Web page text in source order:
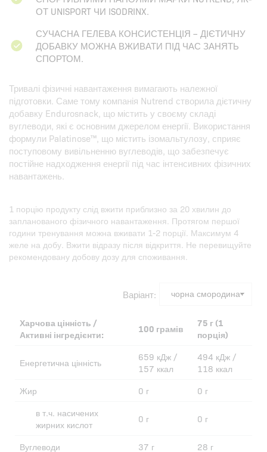
ОТ UNISPORT ЧИ ISODRINX.
СУЧАСНА ГЕЛЕВА КОНСИСТЕНЦІЯ – ДІЄТИЧНУ
ДОБАВКУ МОЖНА ВЖИВАТИ ПІД ЧАС ЗАНЯТЬ
СПОРТОМ.
Тривалі фізичні навантаження вимагають належної
підготовки. Саме тому компанія Nutrend створила дієтичну
добавку Endurosnack, що містить у своєму складі
вуглеводи, які є основним джерелом енергії. Використання
формули Palatinose™, що містить ізомальтулозу, сприяє
поступовому вивільненню вуглеводів, що забезпечує
постійне надходження енергії під час інтенсивних фізичних
навантажень.
1 порцію продукту слід вжити приблизно за 20 хвилин до
запланованого фізичного навантаження. Протягом першої
години тренування можна вживати 1-2 порції. Максимум 4
желе на добу. Вжити відразу після відкриття. Не перевищуйте
рекомендовану добову дозу для споживання.
Варіант:
Харчова цінність /
Активні інгредієнти:
100 грамів
75 г (1
порція)
Енергетична цінність
659 кДж /
157 ккал
494 кДж /
118 ккал
Жир
0 г
0 г
в т.ч. насичених
жирних кислот
0 г 0 г
Вуглеводи 37 г 28 г